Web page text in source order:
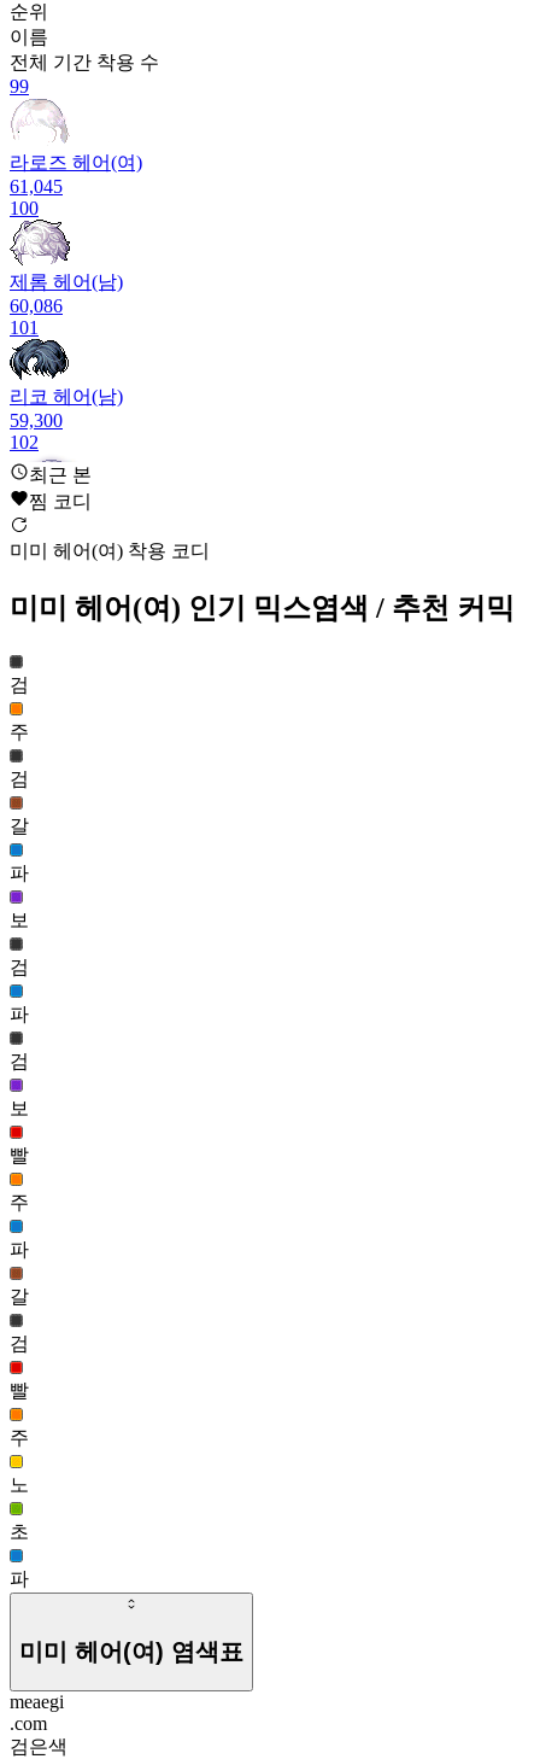
순위
이름
전체 기간 착용 수
99
라로즈 헤어(여)
61,045
100
제롬 헤어(남)
60,086
101
리코 헤어(남)
59,300
102
아린 헤어(여)
59,007
노마드 브리즈 헤어(남)
104
설아 헤어(여)
57,994
105
미미 헤어(여)
57,645
106
맑음 한 스푼 헤어(여)
57,482
107
갤럭시 헤어(남)
56,938
108
슈퍼스타 헤어(여)
56,724
109
흑발 허쉬 헤어(남)
56,552
110
SD 전율의 타츠마키 헤어
56,173
111
슈리 헤어(남)
55,975
최근 본
찜 코디
미미 헤어(여) 착용 코디
미미 헤어(여) 인기 믹스염색 / 추천 커믹
검
주
검
갈
파
보
검
파
검
보
빨
주
파
갈
검
빨
주
노
초
파
미미 헤어(여) 염색표
meaegi
.com
검은색